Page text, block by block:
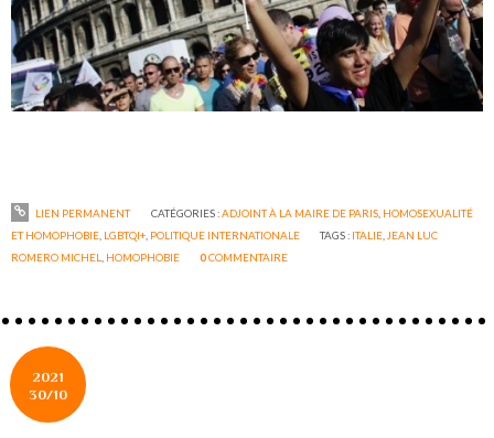
LIEN PERMANENT CATÉGORIES :ADJOINT À LA MAIRE DE PARIS, HOMOSEXUALITÉ
ET HOMOPHOBIE LGBTQI+ POLITIQUE INTERNATIONALE TAGS : ITALIE JEAN LUC
ROMERO MICHEL
HOMOPHOBIE 0COMMENTAIRE
2021
30/10